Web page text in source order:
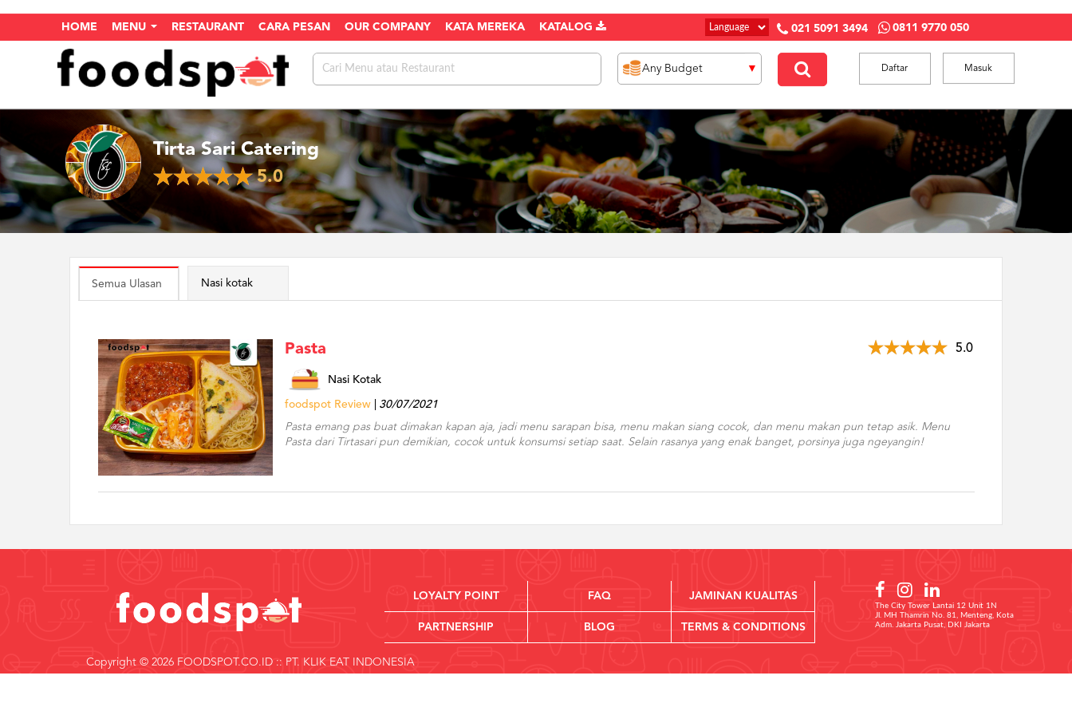
HOME MENU RESTAURANT CARA PESAN OUR COMPANY KATA MEREKA KATALOG 021 5091 3494 0811 9770 050
Masuk
Daftar
Tirta Sari Catering
5.0
Semua Ulasan Nasi kotak
Pasta
Nasi Kotak
foodspot Review 30/07/2021
5.0
Pasta emang pas buat dimakan kapan aja, jadi menu sarapan bisa, menu makan siang cocok, dan menu makan pun tetap asik. Menu
Pasta dari Tirtasari pun demikian, cocok untuk konsumsi setiap saat. Selain rasanya yang enak banget, porsinya juga ngeyangin!
LOYALTY POINT FAQ JAMINAN KUALITAS
PARTNERSHIP BLOG TERMS & CONDITIONS
The City Tower Lantai 12 Unit 1N
Jl. MH Thamrin No. 81, Menteng, Kota
Adm. Jakarta Pusat, DKI Jakarta
Copyright © 2026 FOODSPOT.CO.ID :: PT. KLIK EAT INDONESIA